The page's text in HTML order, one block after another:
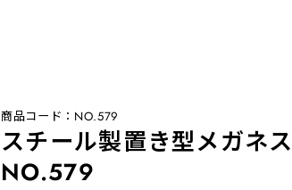
商品コード：NO.579
スチール製置き型メガネ
NO.579